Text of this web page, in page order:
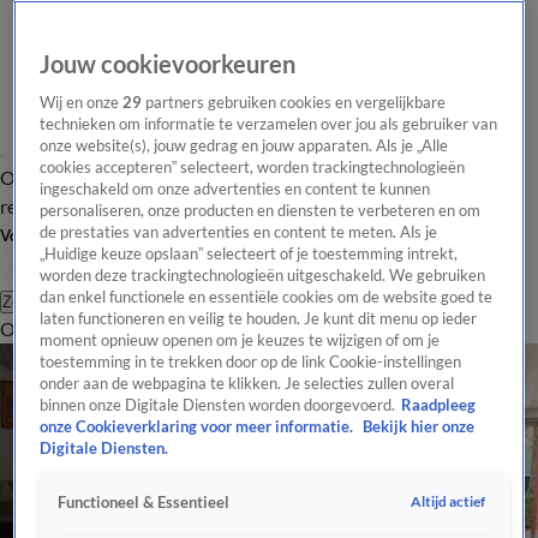
Overzicht Laatste nieuws Regionieuws Het beste van Hart
Tip de
redactie
Volg Hart van Nederland
Zoeken
OverzichtRegioUitzendingenWeerTip de redactiePanelVideo's
Jouw cookievoorkeuren
Wij en onze29 partners gebruiken cookies en vergelijkbare
technieken om informatie te verzamelen over jou als gebruiker van
onze website(s), jouw gedrag en jouw apparaten. Als je „Alle
cookies accepteren” selecteert, worden trackingtechnologieën
ingeschakeld om onze advertenties en content te kunnen
personaliseren, onze producten en diensten te verbeteren en om
de prestaties van advertenties en content te meten. Als je
„Huidige keuze opslaan” selecteert of je toestemming intrekt,
worden deze trackingtechnologieën uitgeschakeld. We gebruiken
dan enkel functionele en essentiële cookies om de website goed te
laten functioneren en veilig te houden. Je kunt dit menu op ieder
moment opnieuw openen om je keuzes te wijzigen of om je
toestemming in te trekken door op de link Cookie-instellingen
onder aan de webpagina te klikken. Je selecties zullen overal
binnen onze Digitale Diensten worden doorgevoerd. Raadpleeg
onze Cookieverklaring voor meer informatie.
Bekijk hier onze
Digitale Diensten.
Functioneel & Essentieel Altijd actief